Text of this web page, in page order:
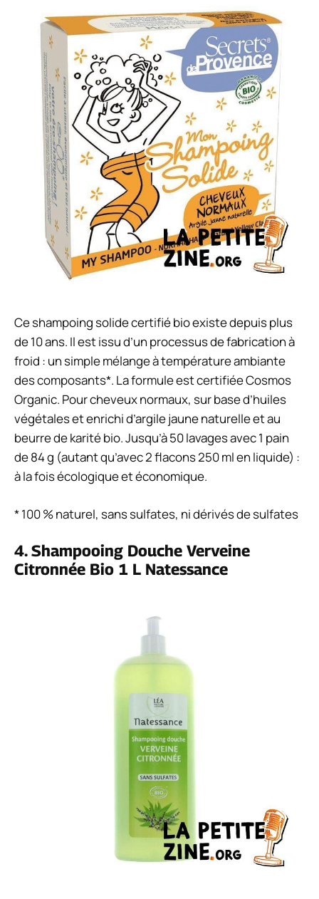
Ce shampoing solide certifié bio existe depuis plus
de 10 ans. Il est issu d’un processus de fabrication à
froid : un simple mélange à température ambiante
des composants*. La formule est certifiée Cosmos
Organic. Pour cheveux normaux, sur base d’huiles
végétales et enrichi d’argile jaune naturelle et au
beurre de karité bio. Jusqu’à 50 lavages avec 1 pain
de 84 g (autant qu’avec 2 flacons 250 ml en liquide) :
à la fois écologique et économique.
* 100 % naturel, sans sulfates, ni dérivés de sulfates
4. Shampooing Douche Verveine
Citronnée Bio 1 L Natessance